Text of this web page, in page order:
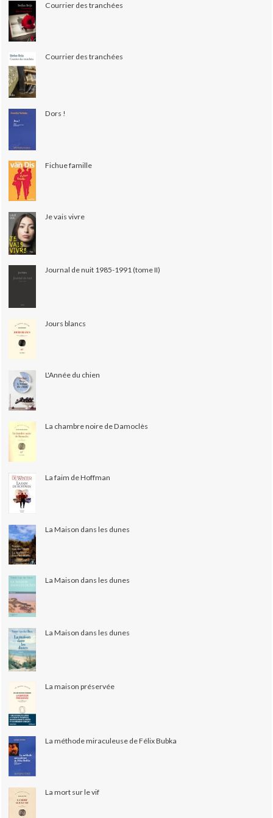
Courrier des tranchées
Courrier des tranchées
Dors !
Fichue famille
Je vais vivre
Journal de nuit 1985-1991 (tome II)
Jours blancs
L'Année du chien
La chambre noire de Damoclès
La faim de Hoffman
La Maison dans les dunes
La Maison dans les dunes
La Maison dans les dunes
La maison préservée
La méthode miraculeuse de Félix Bubka
La mort sur le vif